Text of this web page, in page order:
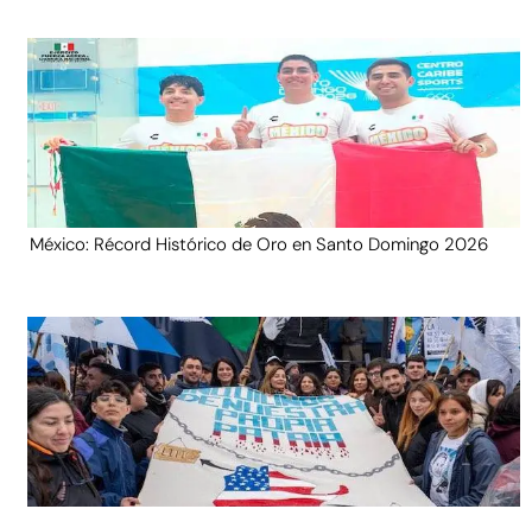
México: Récord Histórico de Oro en Santo Domingo 2026